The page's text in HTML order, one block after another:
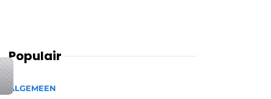
Populair
ALGEMEEN